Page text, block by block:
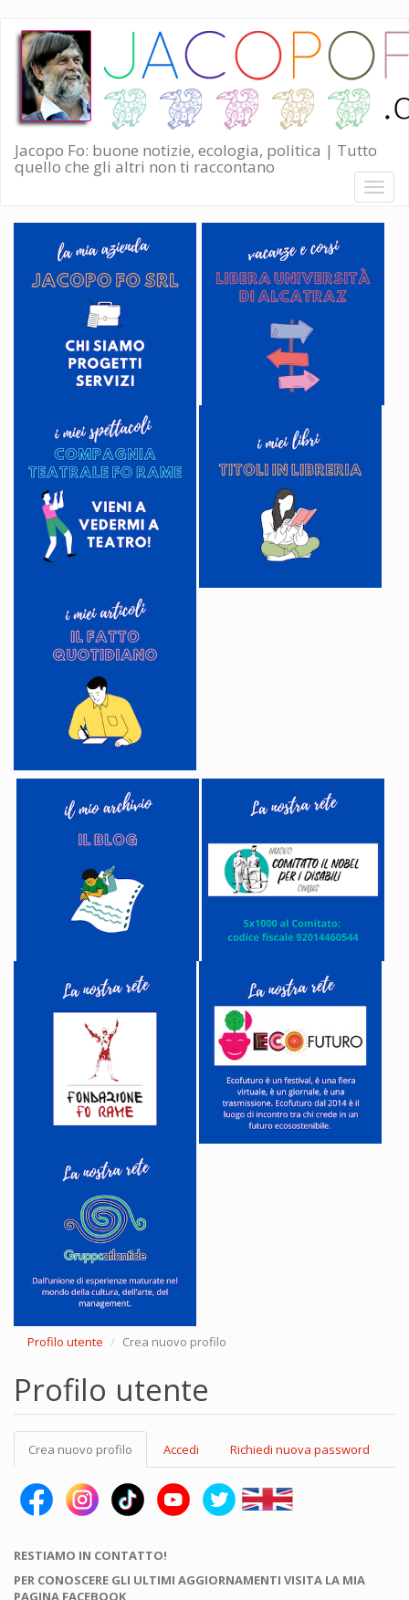
Salta
contenuto
principale
Jacopo Fo: buone notizie, ecologia, politica | Tutto
quello che gli altri non ti raccontano
Toggle
Profilo utente Crea nuovo profilo
Profilo utente
Schede
primarie
Crea nuovo profilo (scheda
attiva)
Accedi Richiedi nuova password
RESTIAMO IN CONTATTO!
PER CONOSCERE GLI ULTIMI AGGIORNAMENTI VISITA LA MIA
PAGINA FACEBOOK